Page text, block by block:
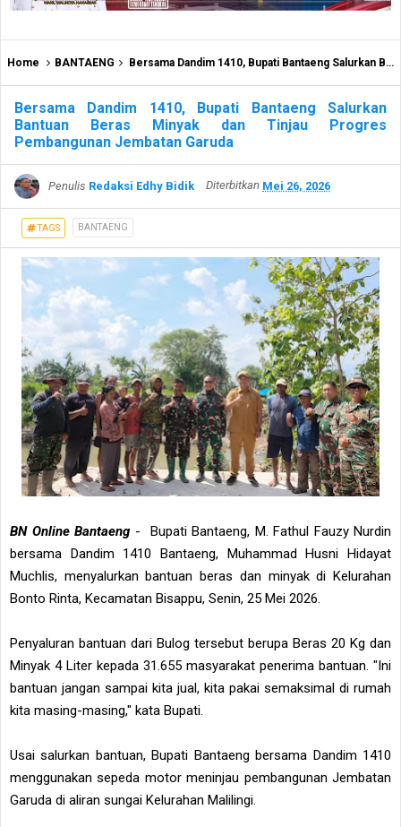
Home BANTAENG Bersama Dandim 1410, Bupati Bantaeng Salurkan Bantuan Beras Minyak dan Tinjau Progres Pembangunan Jembatan Garuda
Bersama Dandim 1410, Bupati Bantaeng Salurkan
Bantuan Beras Minyak dan Tinjau Progres
Pembangunan Jembatan Garuda
Penulis Redaksi Edhy Bidik Diterbitkan Mei 26, 2026
TAGS BANTAENG
BN Online Bantaeng - Bupati Bantaeng, M. Fathul Fauzy Nurdin
bersama Dandim 1410 Bantaeng, Muhammad Husni Hidayat
Muchlis, menyalurkan bantuan beras dan minyak di Kelurahan
Bonto Rinta, Kecamatan Bisappu, Senin, 25 Mei 2026.
Penyaluran bantuan dari Bulog tersebut berupa Beras 20 Kg dan
Minyak 4 Liter kepada 31.655 masyarakat penerima bantuan. "Ini
bantuan jangan sampai kita jual, kita pakai semaksimal di rumah
kita masing-masing," kata Bupati.
Usai salurkan bantuan, Bupati Bantaeng bersama Dandim 1410
menggunakan sepeda motor meninjau pembangunan Jembatan
Garuda di aliran sungai Kelurahan Malilingi.